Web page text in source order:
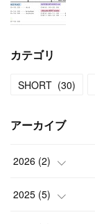
カテゴリ
SHORT (30)
アーカイブ
2026 (2)
(1
2025 (5)